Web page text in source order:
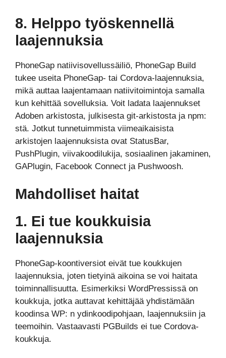
8. Helppo työskennellä
laajennuksia
PhoneGap natiivisovellussäiliö, PhoneGap Build
tukee useita PhoneGap- tai Cordova-laajennuksia,
mikä auttaa laajentamaan natiivitoimintoja samalla
kun kehittää sovelluksia. Voit ladata laajennukset
Adoben arkistosta, julkisesta git-arkistosta ja npm:
stä. Jotkut tunnetuimmista viimeaikaisista
arkistojen laajennuksista ovat StatusBar,
PushPlugin, viivakoodilukija, sosiaalinen jakaminen,
GAPlugin, Facebook Connect ja Pushwoosh.
Mahdolliset haitat
1. Ei tue koukkuisia
laajennuksia
PhoneGap-koontiversiot eivät tue koukkujen
laajennuksia, joten tietyinä aikoina se voi haitata
toiminnallisuutta. Esimerkiksi WordPressissä on
koukkuja, jotka auttavat kehittäjää yhdistämään
koodinsa WP: n ydinkoodipohjaan, laajennuksiin ja
teemoihin. Vastaavasti PGBuilds ei tue Cordova-
koukkuja.